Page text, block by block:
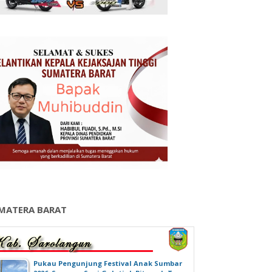
BARAT
‎Pukau Pengunjung Festival Anak Sumbar